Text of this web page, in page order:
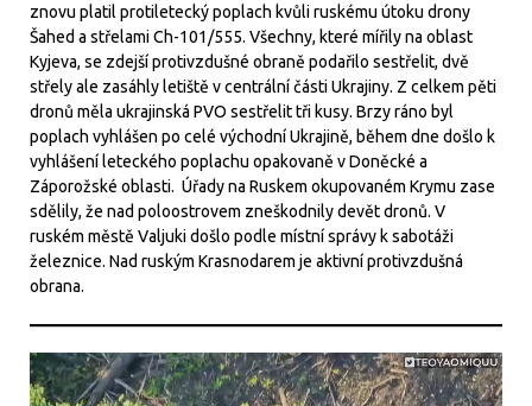
znovu platil protiletecký poplach kvůli ruskému útoku drony
Šahed a střelami Ch-101/555. Všechny, které mířily na oblast
Kyjeva, se zdejší protivzdušné obraně podařilo sestřelit, dvě
střely ale zasáhly letiště v centrální části Ukrajiny. Z celkem pěti
dronů měla ukrajinská PVO sestřelit tři kusy. Brzy ráno byl
poplach vyhlášen po celé východní Ukrajině, během dne došlo k
vyhlášení leteckého poplachu opakovaně v Doněcké a
Záporožské oblasti. Úřady na Ruskem okupovaném Krymu zase
sdělily, že nad poloostrovem zneškodnily devět dronů. V
ruském městě Valjuki došlo podle místní správy k sabotáži
železnice. Nad ruským Krasnodarem je aktivní protivzdušná
obrana.